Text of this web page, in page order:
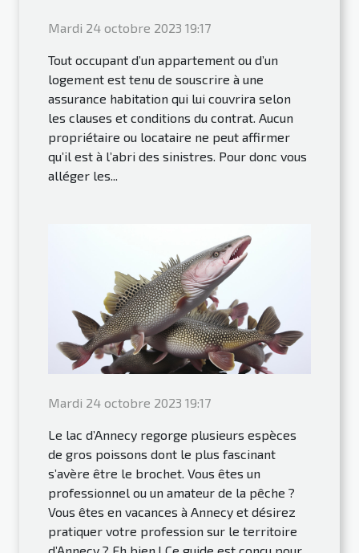
Mardi 24 octobre 2023 19:17
Tout occupant d’un appartement ou d’un
logement est tenu de souscrire à une
assurance habitation qui lui couvrira selon
les clauses et conditions du contrat. Aucun
propriétaire ou locataire ne peut affirmer
qu’il est à l’abri des sinistres. Pour donc vous
alléger les...
Mardi 24 octobre 2023 19:17
Le lac d’Annecy regorge plusieurs espèces
de gros poissons dont le plus fascinant
s’avère être le brochet. Vous êtes un
professionnel ou un amateur de la pêche ?
Vous êtes en vacances à Annecy et désirez
pratiquer votre profession sur le territoire